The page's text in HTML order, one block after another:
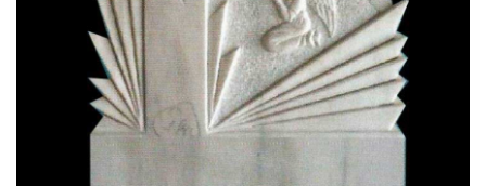
Placa memoriala
Placute ABS personalizate
Solutii intretinere granit si